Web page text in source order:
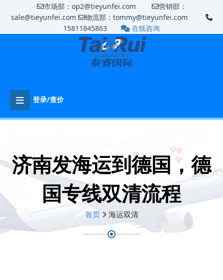
市场部：op2@tieyunfei.com
营销部：
sale@tieyunfei.com
物流部：tommy@tieyunfei.com
15811845863
在线咨询
登录/查价
济南发海运到德国，德
国专线双清流程
首页 海运双清